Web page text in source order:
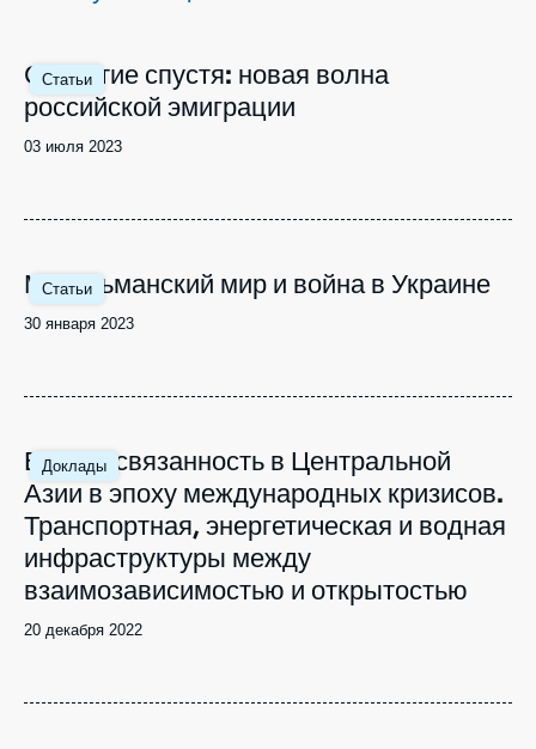
Поддержать Ифри
Статьи
Image
principale
Столетие спустя: новая волна
российской эмиграции
Date
03 июля 2023
Статьи
Image
principale
Мусульманский мир и война в Украине
Date
30 января 2023
Доклады
Image
principale
Взаимосвязанность в Центральной
Азии в эпоху международных кризисов.
Транспортная, энергетическая и водная
инфраструктуры между
взаимозависимостью и открытостью
Date
20 декабря 2022